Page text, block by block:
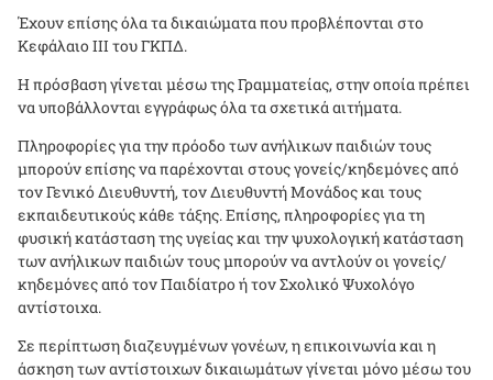
Έχουν επίσης όλα τα δικαιώματα που προβλέπονται στο
Κεφάλαιο ΙΙΙ του ΓΚΠΔ.
Η πρόσβαση γίνεται μέσω της Γραμματείας, στην οποία πρέπει
να υποβάλλονται εγγράφως όλα τα σχετικά αιτήματα.
Πληροφορίες για την πρόοδο των ανήλικων παιδιών τους
μπορούν επίσης να παρέχονται στους γονείς/κηδεμόνες από
τον Γενικό Διευθυντή, τον Διευθυντή Μονάδος και τους
εκπαιδευτικούς κάθε τάξης. Επίσης, πληροφορίες για τη
φυσική κατάσταση της υγείας και την ψυχολογική κατάσταση
των ανήλικων παιδιών τους μπορούν να αντλούν οι γονείς/
κηδεμόνες από τον Παιδίατρο ή τον Σχολικό Ψυχολόγο
αντίστοιχα.
Σε περίπτωση διαζευγμένων γονέων, η επικοινωνία και η
άσκηση των αντίστοιχων δικαιωμάτων γίνεται μόνο μέσω του